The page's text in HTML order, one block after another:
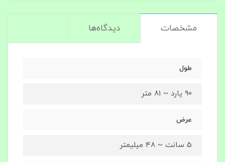
مشخصات دیدگاه‌ها
طول
90 یارد ~ 81 متر
عرض
5 سانت ~ 48 میلیمتر